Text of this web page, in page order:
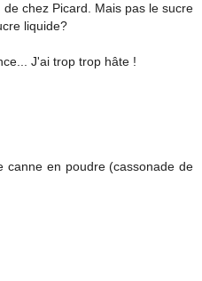
chez Picard. Mais pas le sucre
liquide?
J'ai trop trop hâte !
canne en poudre (cassonade de